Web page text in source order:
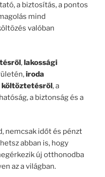
a biztosítás, a pontos
mind
valóban
,lakossági
iroda
költöztetésről, a
a biztonság és a
nemcsak időt és pénzt
abban is, hogy
új otthonodba
az a világban.